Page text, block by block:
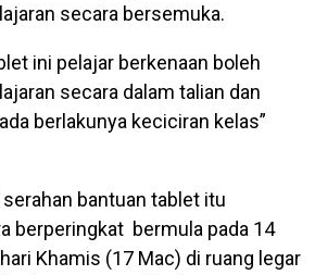
secara bersemuka.
ini pelajar berkenaan boleh
secara dalam talian dan
berlakunya keciciran kelas”
bantuan tablet itu
berperingkat bermula pada 14
Khamis (17 Mac) di ruang legar